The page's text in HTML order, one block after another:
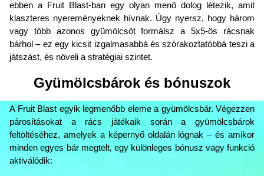
ebben a Fruit Blast-ban egy olyan menő dolog létezik, amit
klaszteres nyereményeknek hívnak. Úgy nyersz, hogy három
vagy több azonos gyümölcsöt formálsz a 5x5-ös rácsnak
bárhol – ez egy kicsit izgalmasabbá és szórakoztatóbbá teszi a
játszást, és növeli a stratégiai szintet.
Gyümölcsbárok és bónuszok
A Fruit Blast egyik legmenőbb eleme a gyümölcsbár. Végezzen
párosításokat a rács játékaik során a gyümölcsbárok
feltöltéséhez, amelyek a képernyő oldalán lógnak – és amikor
minden egyes bár megtelt, egy különleges bónusz vagy funkció
aktiválódik: